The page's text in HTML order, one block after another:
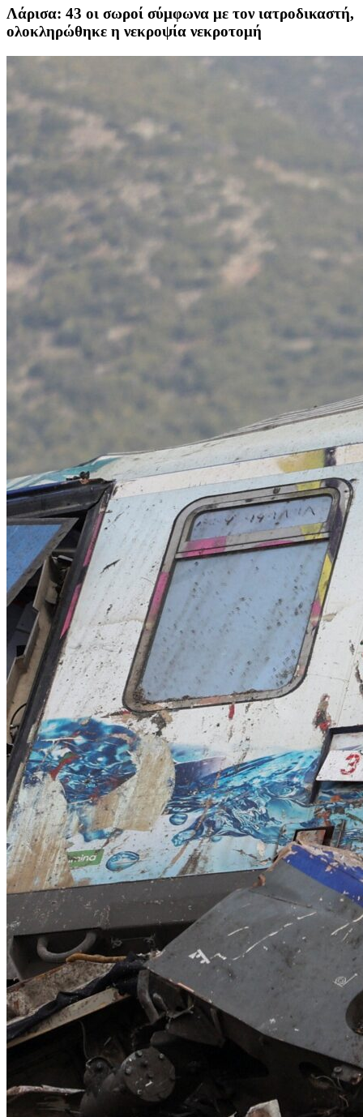
Λάρισα: 43 οι σωροί σύμφωνα με τον ιατροδικαστή,
ολοκληρώθηκε η νεκροψία νεκροτομή